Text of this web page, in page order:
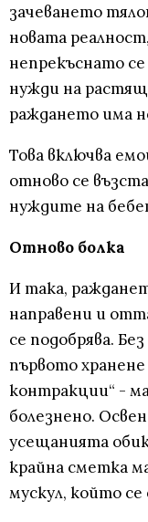
зачеването
новата
непрекъснато
нужди на
раждането има
Това включва
отново се
нуждите на
Отново болка
И така,
направени и
се подобрява.
първото
контракции“ -
болезнено.
усещанията
крайна сметка
мускул, който се